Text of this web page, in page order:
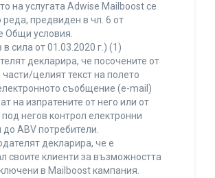
на услугата Adwise Mailboost се
предвиден в чл. 6 от
Общи условия.
в сила от 01.03.2020 г.) (1)
декларира, че посочените от
части/целият текст на полето
съобщение (e-mail)
на изпратените от него или от
негов контрол електронни
ABV потребители.
декларира, че е
своите клиенти за възможността
в Mailboost кампания.